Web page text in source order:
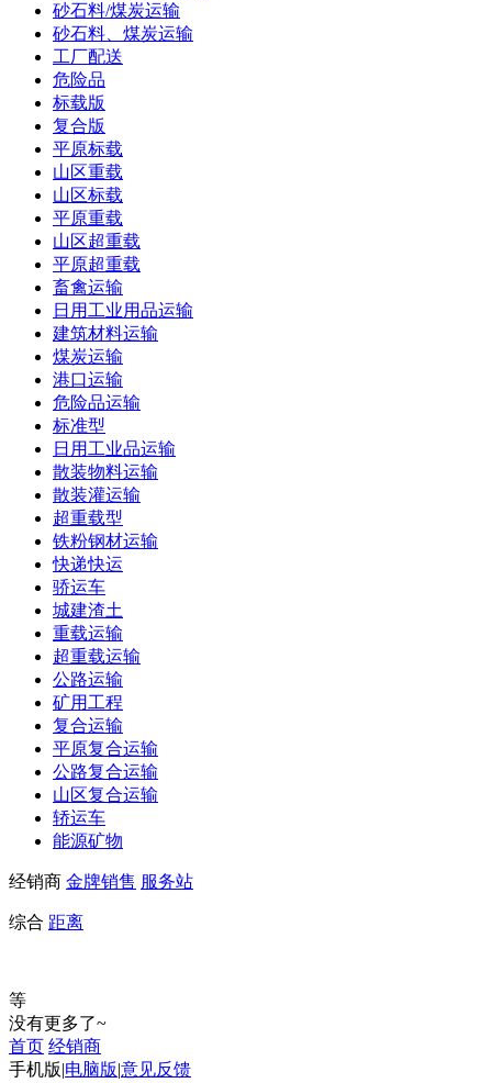
砂石料/煤炭运输
砂石料、煤炭运输
工厂配送
危险品
标载版
复合版
平原标载
山区重载
山区标载
平原重载
山区超重载
平原超重载
畜禽运输
日用工业用品运输
建筑材料运输
煤炭运输
港口运输
危险品运输
标准型
日用工业品运输
散装物料运输
散装灌运输
超重载型
铁粉钢材运输
快递快运
骄运车
城建渣土
重载运输
超重载运输
公路运输
矿用工程
复合运输
平原复合运输
公路复合运输
山区复合运输
轿运车
能源矿物
经销商 金牌销售 服务站
综合 距离
等
没有更多了~
首页 经销商
手机版|电脑版|意见反馈